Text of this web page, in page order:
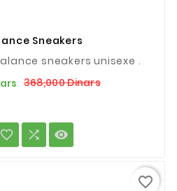
Sneakers
sneakers unisexe .
368,000 DinarsPrix
Prix
  
favorite_border